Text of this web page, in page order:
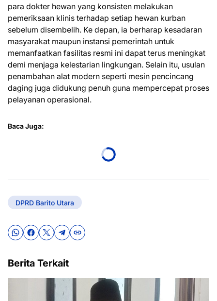
para dokter hewan yang konsisten melakukan
pemeriksaan klinis terhadap setiap hewan kurban
sebelum disembelih. Ke depan, ia berharap kesadaran
masyarakat maupun instansi pemerintah untuk
memanfaatkan fasilitas resmi ini dapat terus meningkat
demi menjaga kelestarian lingkungan. Selain itu, usulan
penambahan alat modern seperti mesin pencincang
daging juga didukung penuh guna mempercepat proses
pelayanan operasional.
Baca Juga:
DPRD Barito Utara
Berita Terkait